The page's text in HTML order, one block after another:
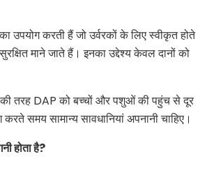
उपयोग करती हैं जो उर्वरकों के लिए स्वीकृत होते
सुरक्षित माने जाते हैं। इनका उद्देश्य केवल दानों को
की तरह DAP को बच्चों और पशुओं की पहुंच से दूर
समय सामान्य सावधानियां अपनानी चाहिए।
होता है?